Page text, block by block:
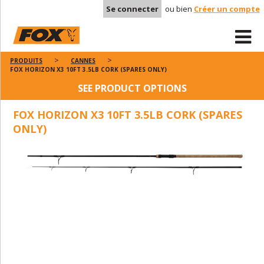
Se connecter ou bien Créer un compte
PRODUITS
CANNES
FOX HORIZON X3 10FT 3.5LB CORK (SPARES ONLY)
SEE PRODUCT OPTIONS
FOX HORIZON X3 10FT 3.5LB CORK (SPARES
ONLY)